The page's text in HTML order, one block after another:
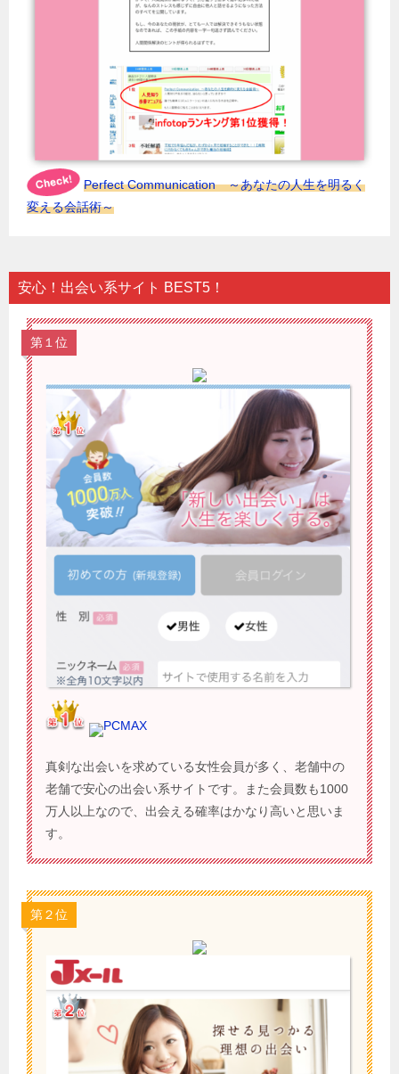
Perfect Communication ～あなたの人生を明るく
変える会話術～
安心！出会い系サイト BEST5！
第１位
PCMAX
真剣な出会いを求めている女性会員が多く、老舗中の
老舗で安心の出会い系サイトです。また会員数も1000
万人以上なので、出会える確率はかなり高いと思いま
す。
第２位